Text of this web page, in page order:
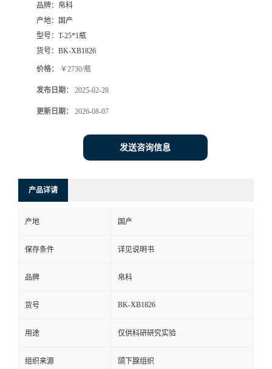
品牌： 帛科
产地：
国产
型号： T-25*1瓶
货号： BK-XB1826
价格： ￥2730/瓶
发布日期： 2025-02-28
更新日期： 2026-08-07
发送咨询信息
产品详请
产地 国产
保存条件 详见说明书
品牌 帛科
货号 BK-XB1826
用途 仅供科研研究实验
组织来源 颌下腺组织